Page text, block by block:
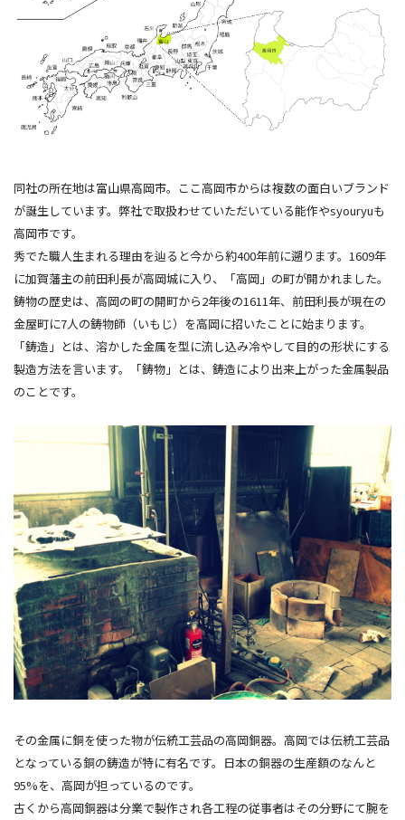
同社の所在地は富山県高岡市。ここ高岡市からは複数の面白いブランド
が誕生しています。弊社で取扱わせていただいている能作やsyouryuも
高岡市です。
秀でた職人生まれる理由を辿ると今から約400年前に遡ります。1609年
に加賀藩主の前田利長が高岡城に入り、「高岡」の町が開かれました。
鋳物の歴史は、高岡の町の開町から2年後の1611年、前田利長が現在の
金屋町に7人の鋳物師（いもじ）を高岡に招いたことに始まります。
「鋳造」とは、溶かした金属を型に流し込み冷やして目的の形状にする
製造方法を言います。「鋳物」とは、鋳造により出来上がった金属製品
のことです。
その金属に銅を使った物が伝統工芸品の高岡銅器。高岡では伝統工芸品
となっている銅の鋳造が特に有名です。日本の銅器の生産額のなんと
95%を、高岡が担っているのです。
古くから高岡銅器は分業で製作され各工程の従事者はその分野にて腕を